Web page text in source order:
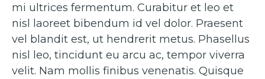
mi ultrices fermentum. Curabitur et leo et
nisl laoreet bibendum id vel dolor. Praesent
vel blandit est, ut hendrerit metus. Phasellus
nisl leo, tincidunt eu arcu ac, tempor viverra
velit. Nam mollis finibus venenatis. Quisque